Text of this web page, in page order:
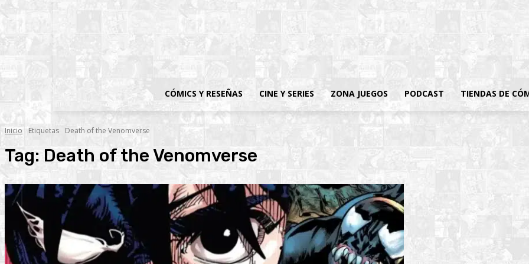
CÓMICS Y RESEÑAS CINE Y SERIES ZONA JUEGOS PODCAST TIENDAS DE
Inicio Etiquetas Death of the Venomverse
Tag: Death of the Venomverse